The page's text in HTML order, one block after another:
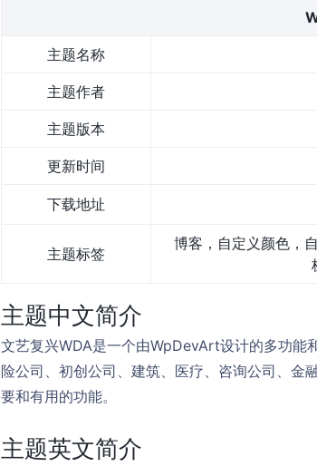
主题名称
主题作者
主题版本
更新时间
下载地址
主题标签
博客，自定义颜色，
主题中文简介
文艺复兴WDA是一个由WpDevArt设计的多功能
险公司、初创公司、建筑、医疗、咨询公司、金
要和有用的功能。
主题英文简介